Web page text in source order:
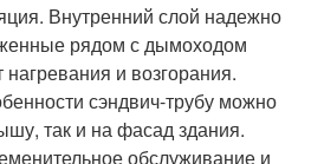
Внутренний слой надежно
рядом с дымоходом
и возгорания.
сэндвич-трубу можно
так и на фасад здания.
обслуживание и